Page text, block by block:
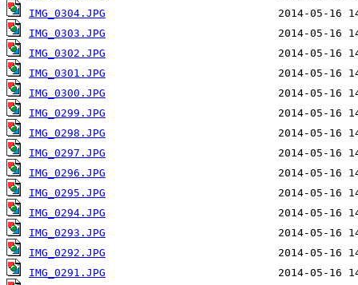
IMG_0304.JPG
IMG_0303.JPG
IMG_0302.JPG
IMG_0301.JPG
IMG_0300.JPG
IMG_0299.JPG
IMG_0298.JPG
IMG_0297.JPG
IMG_0296.JPG
IMG_0295.JPG
IMG_0294.JPG
IMG_0293.JPG
IMG_0292.JPG
IMG_0291.JPG